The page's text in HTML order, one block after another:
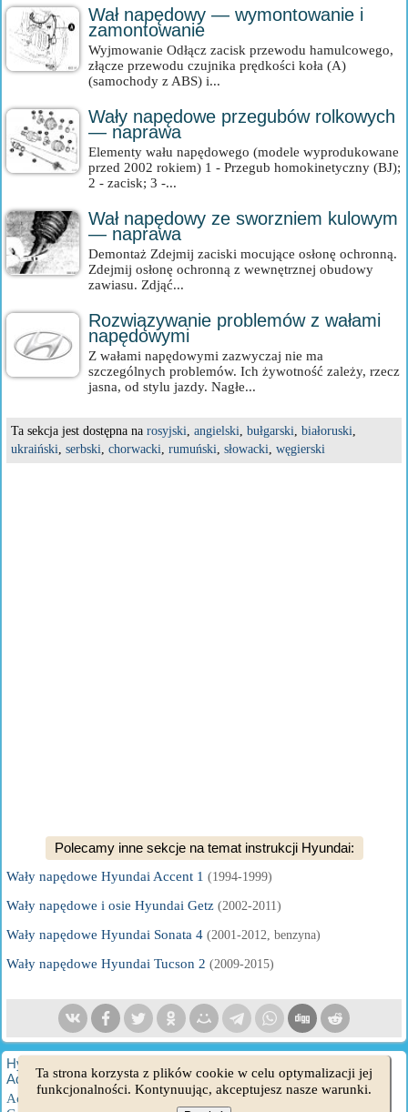
Wał napędowy — wymontowanie i
zamontowanie
Wyjmowanie Odłącz zacisk przewodu hamulcowego,
złącze przewodu czujnika prędkości koła (A)
(samochody z ABS) i...
Wały napędowe przegubów rolkowych
— naprawa
Elementy wału napędowego (modele wyprodukowane
przed 2002 rokiem) 1 - Przegub homokinetyczny (BJ);
2 - zacisk; 3 -...
Wał napędowy ze sworzniem kulowym
— naprawa
Demontaż Zdejmij zaciski mocujące osłonę ochronną.
Zdejmij osłonę ochronną z wewnętrznej obudowy
zawiasu. Zdjąć...
Rozwiązywanie problemów z wałami
napędowymi
Z wałami napędowymi zazwyczaj nie ma
szczególnych problemów. Ich żywotność zależy, rzecz
jasna, od stylu jazdy. Nagłe...
Ta sekcja jest dostępna na rosyjski, angielski, bułgarski, białoruski,
ukraiński, serbski, chorwacki, rumuński, słowacki, węgierski
Polecamy inne sekcje na temat instrukcji Hyundai:
Wały napędowe Hyundai Accent 1 (1994-1999)
Wały napędowe i osie Hyundai Getz (2002-2011)
Wały napędowe Hyundai Sonata 4 (2001-2012, benzyna)
Wały napędowe Hyundai Tucson 2 (2009-2015)
HyundaiBook.ru © 2018-2026
Administracja ·Wyszukiwanie w witrynie ·Właściciele Hyundaia
Accent 1·Accent 2· Accent 3·Elantra 1·Elantra 2· Elantra 3·
Ta strona korzysta z plików cookie w celu optymalizacji jej
funkcjonalności. Kontynuując, akceptujesz nasze warunki.